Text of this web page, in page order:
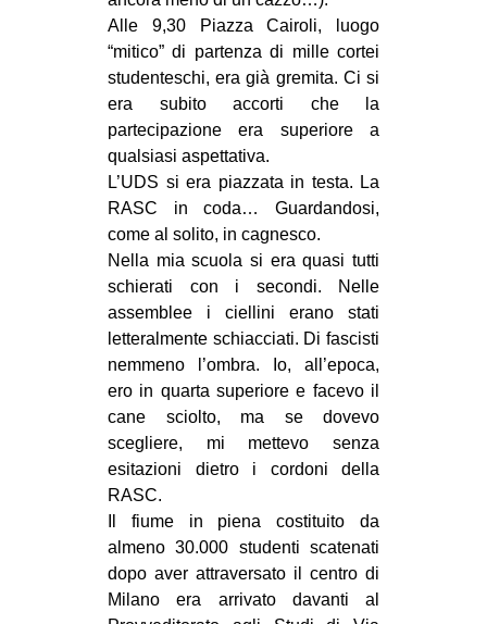
Alle 9,30 Piazza Cairoli, luogo
“mitico” di partenza di mille cortei
studenteschi, era già gremita. Ci si
era subito accorti che la
partecipazione era superiore a
qualsiasi aspettativa.
L’UDS si era piazzata in testa. La
RASC in coda… Guardandosi,
come al solito, in cagnesco.
Nella mia scuola si era quasi tutti
schierati con i secondi. Nelle
assemblee i ciellini erano stati
letteralmente schiacciati. Di fascisti
nemmeno l’ombra. Io, all’epoca,
ero in quarta superiore e facevo il
cane sciolto, ma se dovevo
scegliere, mi mettevo senza
esitazioni dietro i cordoni della
RASC.
Il fiume in piena costituito da
almeno 30.000 studenti scatenati
dopo aver attraversato il centro di
Milano era arrivato davanti al